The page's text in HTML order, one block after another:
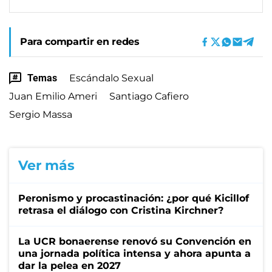
Para compartir en redes
Temas
Escándalo Sexual
Juan Emilio Ameri
Santiago Cafiero
Sergio Massa
Ver más
Peronismo y procastinación: ¿por qué Kicillof
retrasa el diálogo con Cristina Kirchner?
La UCR bonaerense renovó su Convención en
una jornada política intensa y ahora apunta a
dar la pelea en 2027